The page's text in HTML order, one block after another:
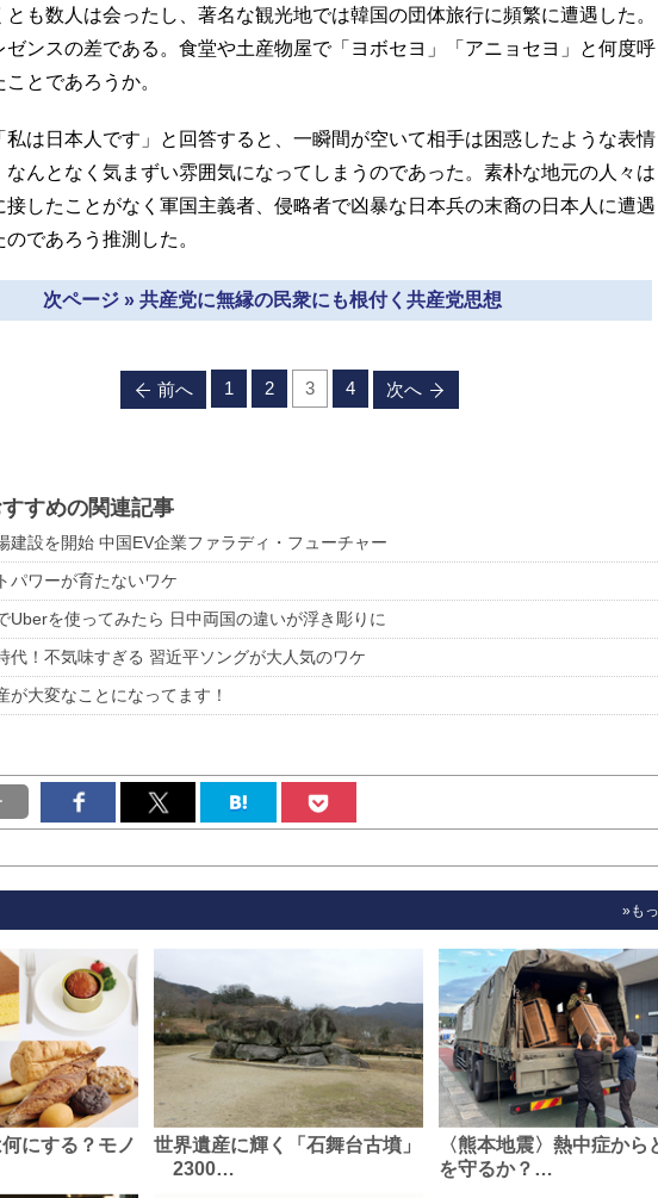
とも数人は会ったし、著名な観光地では韓国の団体旅行に頻繁に遭遇した。
ゼンスの差である。食堂や土産物屋で「ヨボセヨ」「アニョセヨ」と何度呼
とであろうか。
は日本人です」と回答すると、一瞬間が空いて相手は困惑したような表情
なんとなく気まずい雰囲気になってしまうのであった。素朴な地元の人々は
接したことがなく軍国主義者、侵略者で凶暴な日本兵の末裔の日本人に遭遇
であろう推測した。
次ページ » 共産党に無縁の民衆にも根付く共産党思想
前へ 1 2 3 4 次へ
すめの関連記事
建設を開始 中国EV企業ファラディ・フューチャー
パワーが育たないワケ
Uberを使ってみたら 日中両国の違いが浮き彫りに
代！不気味すぎる 習近平ソングが大人気のワケ
が大変なことになってます！
»も
にする？モノ
世界遺産に輝く「石舞台古墳」
2300…
〈熊本地震〉熱中症から
を守るか？…